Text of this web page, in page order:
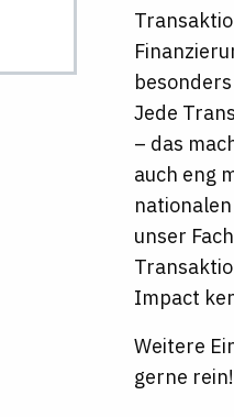
Jede
– das
auch eng
unser
Impact
Weitere
gerne rein!